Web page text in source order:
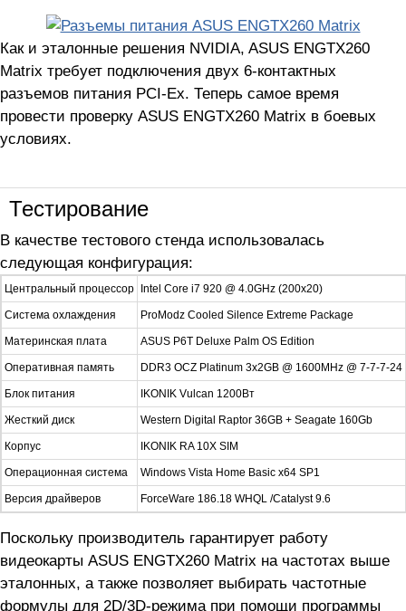
Как и эталонные решения NVIDIA, ASUS ENGTX260
Matrix требует подключения двух 6-контактных
разъемов питания PCI-Ex. Теперь самое время
провести проверку ASUS ENGTX260 Matrix в боевых
условиях.
Тестирование
В качестве тестового стенда использовалась
следующая конфигурация:
Центральный процессор Intel Core i7 920 @ 4.0GHz (200x20)
Система охлаждения ProModz Cooled Silence Extreme Package
Материнская плата ASUS P6T Deluxe Palm OS Edition
Оперативная память DDR3 OCZ Platinum 3x2GB @ 1600MHz @ 7-7-7-24
Блок питания IKONIK Vulcan 1200Вт
Жесткий диск Western Digital Raptor 36GB + Seagate 160Gb
Корпус IKONIK RA 10X SIM
Операционная система Windows Vista Home Basic x64 SP1
Версия драйверов ForceWare 186.18 WHQL /Catalyst 9.6
Поскольку производитель гарантирует работу
видеокарты ASUS ENGTX260 Matrix на частотах выше
эталонных, а также позволяет выбирать частотные
формулы для 2D/3D-режима при помощи программы